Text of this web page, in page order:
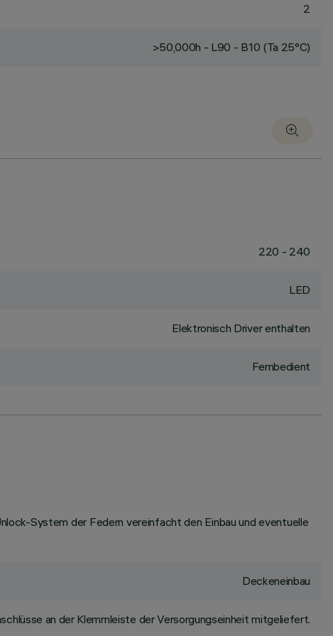
2
>50,000h - L90 - B10 (Ta 25°C)
220 - 240
LED
Elektronisch Driver enthalten
Fernbedient
System der Federn vereinfacht den Einbau und eventuelle
Deckeneinbau
an der Klemmleiste der Versorgungseinheit mitgeliefert.